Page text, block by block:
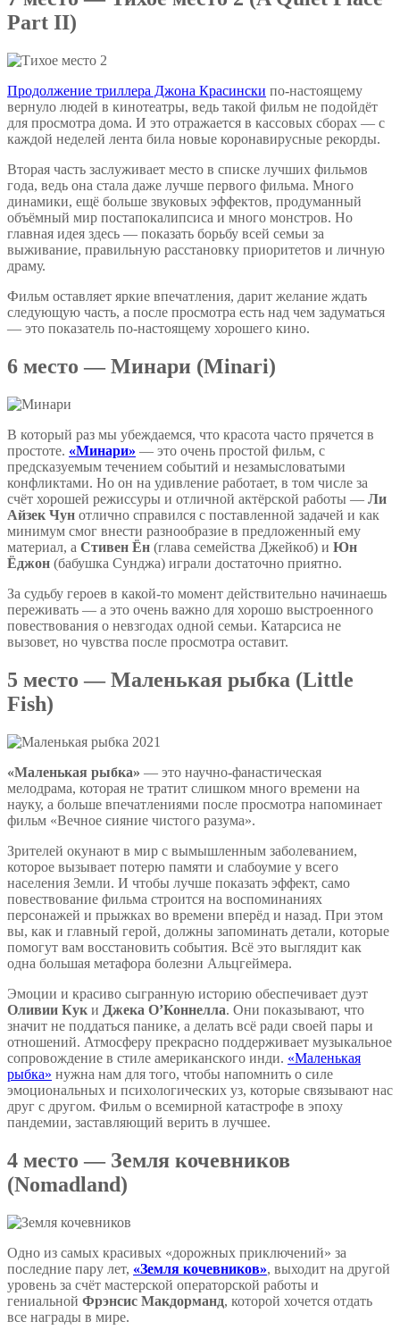
Part II)
Продолжение триллера Джона Красински по-настоящему
вернуло людей в кинотеатры, ведь такой фильм не подойдёт
для просмотра дома. И это отражается в кассовых сборах — с
каждой неделей лента била новые коронавирусные рекорды.
Вторая часть заслуживает место в списке лучших фильмов
года, ведь она стала даже лучше первого фильма. Много
динамики, ещё больше звуковых эффектов, продуманный
объёмный мир постапокалипсиса и много монстров. Но
главная идея здесь — показать борьбу всей семьи за
выживание, правильную расстановку приоритетов и личную
драму.
Фильм оставляет яркие впечатления, дарит желание ждать
следующую часть, а после просмотра есть над чем задуматься
— это показатель по-настоящему хорошего кино.
6 место — Минари (Minari)
В который раз мы убеждаемся, что красота часто прячется в
простоте. «Минари» — это очень простой фильм, с
предсказуемым течением событий и незамысловатыми
конфликтами. Но он на удивление работает, в том числе за
счёт хорошей режиссуры и отличной актёрской работы — Ли
Айзек Чун отлично справился с поставленной задачей и как
минимум смог внести разнообразие в предложенный ему
материал, а Стивен Ён (глава семейства Джейкоб) и Юн
Ёджон (бабушка Сунджа) играли достаточно приятно.
За судьбу героев в какой-то момент действительно начинаешь
переживать — а это очень важно для хорошо выстроенного
повествования о невзгодах одной семьи. Катарсиса не
вызовет, но чувства после просмотра оставит.
5 место — Маленькая рыбка (Little
Fish)
«Маленькая рыбка» — это научно-фанастическая
мелодрама, которая не тратит слишком много времени на
науку, а больше впечатлениями после просмотра напоминает
фильм «Вечное сияние чистого разума».
Зрителей окунают в мир с вымышленным заболеванием,
которое вызывает потерю памяти и слабоумие у всего
населения Земли. И чтобы лучше показать эффект, само
повествование фильма строится на воспоминаниях
персонажей и прыжках во времени вперёд и назад. При этом
вы, как и главный герой, должны запоминать детали, которые
помогут вам восстановить события. Всё это выглядит как
одна большая метафора болезни Альцгеймера.
Эмоции и красиво сыгранную историю обеспечивает дуэт
Оливии Кук и Джека О’Коннелла. Они показывают, что
значит не поддаться панике, а делать всё ради своей пары и
отношений. Атмосферу прекрасно поддерживает музыкальное
сопровождение в стиле американского инди. «Маленькая
рыбка» нужна нам для того, чтобы напомнить о силе
эмоциональных и психологических уз, которые связывают нас
друг с другом. Фильм о всемирной катастрофе в эпоху
пандемии, заставляющий верить в лучшее.
4 место — Земля кочевников
(Nomadland)
Одно из самых красивых «дорожных приключений» за
последние пару лет, «Земля кочевников», выходит на другой
уровень за счёт мастерской операторской работы и
гениальной Фрэнсис Макдорманд, которой хочется отдать
все награды в мире.